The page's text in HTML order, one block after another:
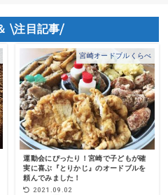
宮崎オードブルくらべ
運動会にぴったり！宮崎で子どもが確
実に喜ぶ『とりかじ』のオードブルを
頼んでみました！
2021.09.02